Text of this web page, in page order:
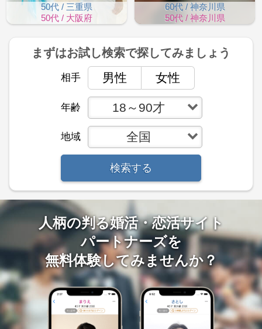
50代 / 三重県
50代 / 大阪府
60代 / 神奈川県
50代 / 神奈川県
まずはお試し検索で探してみましょう
相手 男性 女性
年齢 18～90才
地域 全国
検索する
人柄の判る婚活・恋活サイト
パートナーズを
無料体験してみませんか？